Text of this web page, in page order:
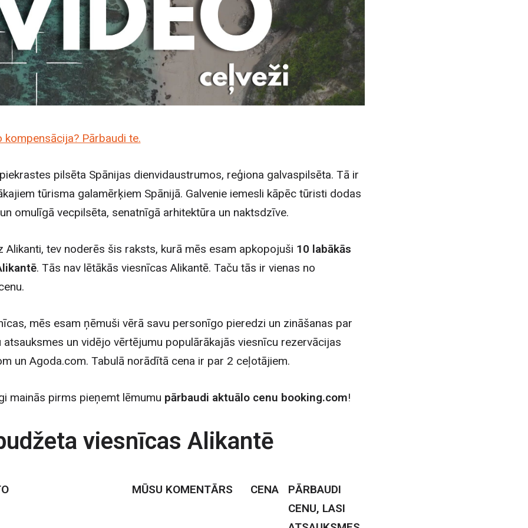
kompensācija? Pārbaudi te.
pilsēta Spānijas dienvidaustrumos, reģiona galvaspilsēta. Tā ir
tūrisma galamērķiem Spānijā. Galvenie iemesli kāpēc tūristi dodas
omulīgā vecpilsēta, senatnīgā arhitektūra un naktsdzīve.
Alikanti, tev noderēs šis raksts, kurā mēs esam apkopojuši 10 labākās
. Tās nav lētākās viesnīcas Alikantē. Taču tās ir vienas no
mēs esam ņēmuši vērā savu personīgo pieredzi un zināšanas par
un vidējo vērtējumu populārākajās viesnīcu rezervācijas
un Agoda.com. Tabulā norādītā cena ir par 2 ceļotājiem.
mainās pirms pieņemt lēmumu pārbaudi aktuālo cenu booking.com!
viesnīcas Alikantē
MŪSU KOMENTĀRS CENA
PĀRBAUDI
CENU, LASI